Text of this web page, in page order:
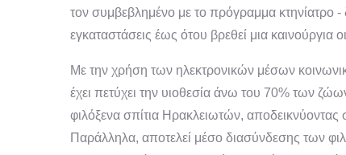
τον συμβεβλημένο με το πρόγραμμα κτηνίατρο -
εγκαταστάσεις έως ότου βρεθεί μια καινούργια
Με την χρήση των ηλεκτρονικών μέσων
έχει πετύχει την υιοθεσία άνω του 70% των
φιλόξενα σπίτια Ηρακλειωτών, αποδεικνύοντας
Παράλληλα, αποτελεί μέσο διασύνδεσης των